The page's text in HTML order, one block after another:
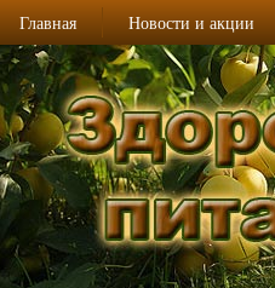
Главная Новости и акции